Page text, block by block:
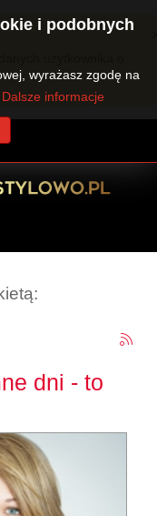
użytkownika o
dni - to
i podobnych
wyrażasz zgodę na
Dalsze informacje